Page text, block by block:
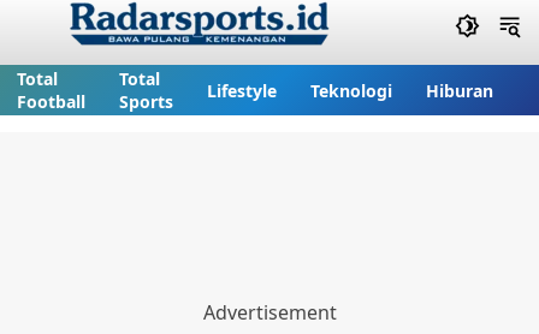
Total
Football
Total
Sports
Lifestyle Teknologi Hiburan